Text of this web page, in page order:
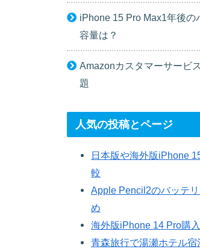
iPhone 15 Pro Max1年後の
容量は？
Amazonカスタマーサービ
題
人気の投稿とページ
日本版や海外版iPhone
較
Apple Pencil2のバッテ
め
海外版iPhone 14 Pro購
青森旅行で湯瀬ホテル宿